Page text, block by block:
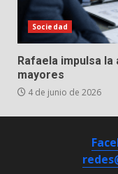
Sociedad
Rafaela impulsa
mayores
4 de junio de 2026